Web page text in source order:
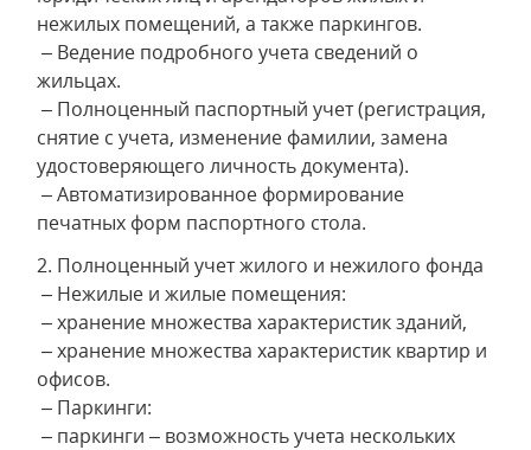
нежилых помещений, а также паркингов.
– Ведение подробного учета сведений о
жильцах.
– Полноценный паспортный учет (регистрация,
снятие с учета, изменение фамилии, замена
удостоверяющего личность документа).
– Автоматизированное формирование
печатных форм паспортного стола.
2. Полноценный учет жилого и нежилого фонда
– Нежилые и жилые помещения:
– хранение множества характеристик зданий,
– хранение множества характеристик квартир и
офисов.
– Паркинги:
– паркинги – возможность учета нескольких